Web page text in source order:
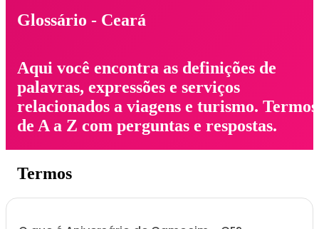
Glossário - Ceará
Aqui você encontra as definições de
palavras, expressões e serviços
relacionados a viagens e turismo. Termos
de A a Z com perguntas e respostas.
Termos